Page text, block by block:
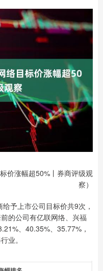
价涨幅超50%丨券商评级观
察）
予上市公司目标价共9次，
的公司有亿联网络、兴福
、40.35%、35.77%，
业。